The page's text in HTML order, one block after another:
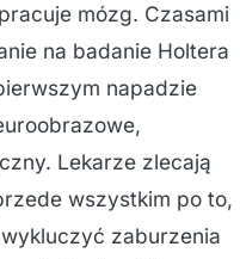
mózg. Czasami
na badanie Holtera
napadzie
Lekarze zlecają
wszystkim po to,
zaburzenia